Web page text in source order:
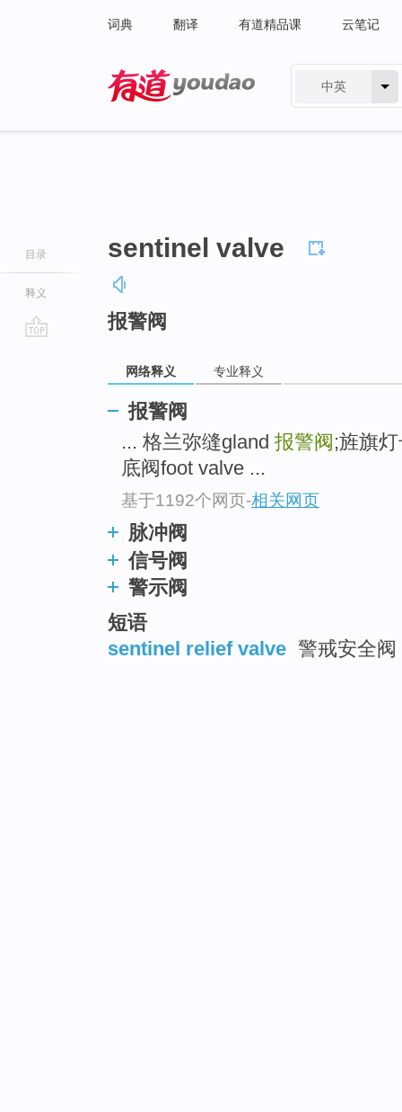
词典 翻译 有道精品课 云笔记
中英
目录
释义
sentinel valve
报警阀
网络释义 专业释义
报警阀
... 格兰弥缝gland 报警阀 ;旌旗
底阀foot valve ...
基于1192个网页-相关网页
脉冲阀
信号阀
警示阀
短语
sentinel relief valve 警戒安全